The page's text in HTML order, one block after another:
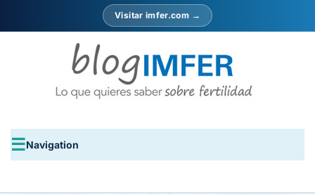
Visitar imfer.com →
Navigation